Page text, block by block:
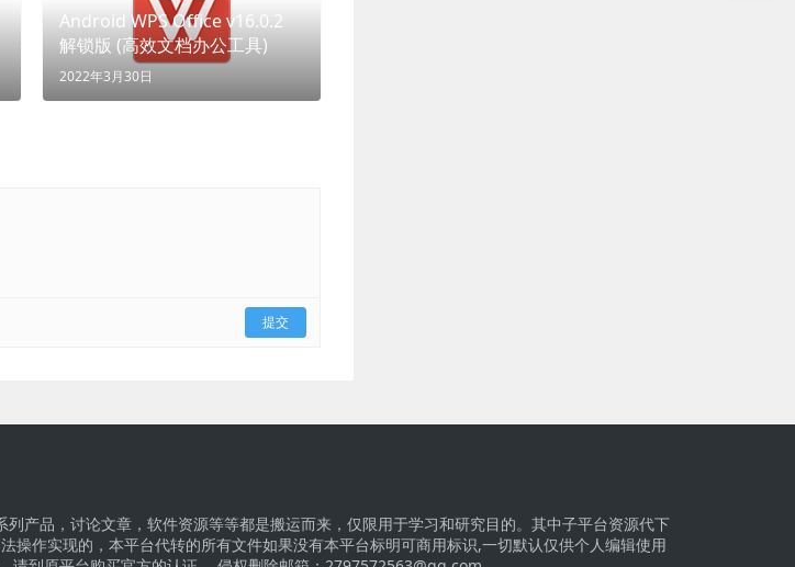
Android WPS Office v16.0.2
解锁版 (高效文档办公工具)
2022年3月30日
提交
产品，讨论文章，软件资源等等都是搬运而来，仅限用于学习和研究目的。其中子平台资源代下
作实现的，本平台代转的所有文件如果没有本平台标明可商用标识,一切默认仅供个人编辑使用